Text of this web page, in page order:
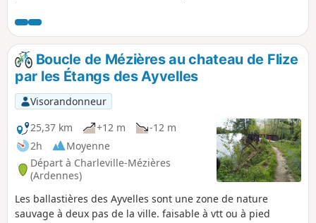
Sormonne mais la majorité de la balade est dans la nature.
Boucle de Mézières au chateau de Flize
par les Étangs des Ayvelles
Visorandonneur
25,37 km
+12 m
-12 m
2h
Moyenne
Départ à Charleville-Mézières
(Ardennes)
Les ballastières des Ayvelles sont une zone de nature
sauvage à deux pas de la ville. faisable à vtt ou à pied